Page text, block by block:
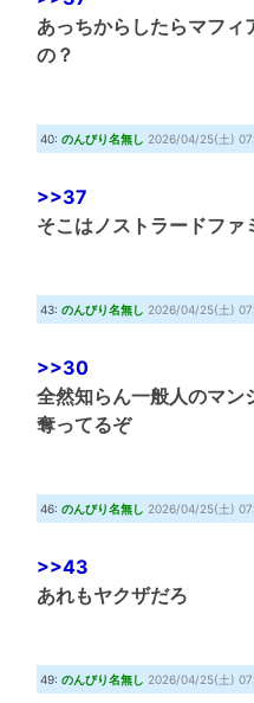
あっちからしたらマフィ
の？
40: のんびり名無し 2026/04/25(土)
>>37
そこはノストラードファ
43: のんびり名無し 2026/04/25(土)
>>30
全然知らん一般人のマン
奪ってるぞ
46: のんびり名無し 2026/04/25(土)
>>43
あれもヤクザだろ
49: のんびり名無し 2026/04/25(土)